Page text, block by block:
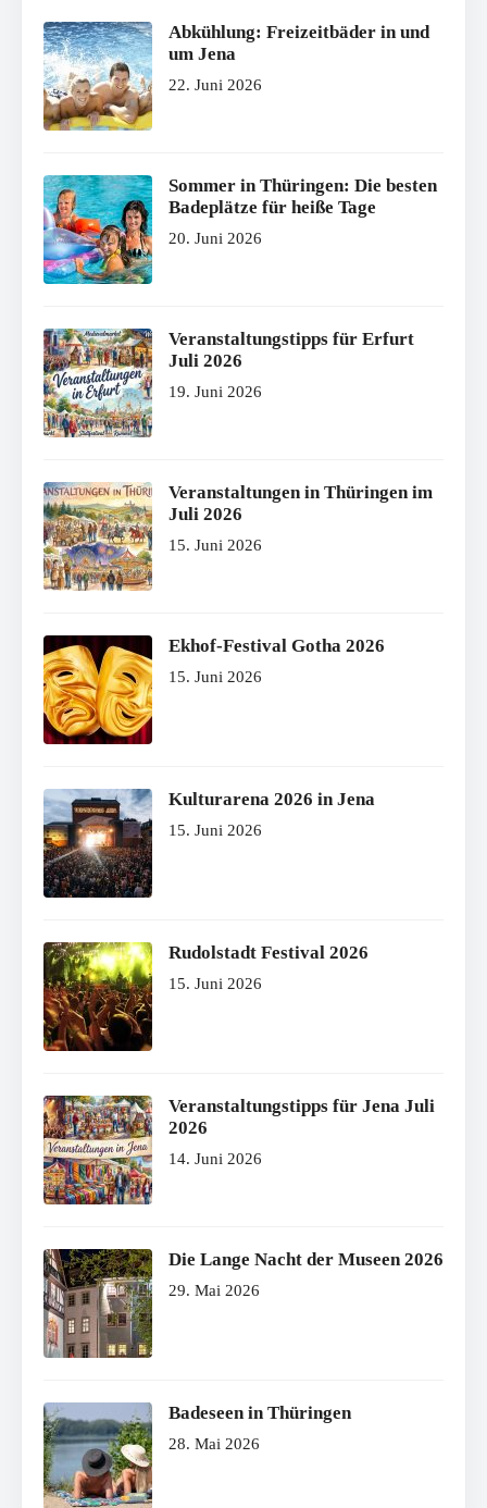
Abkühlung: Freizeitbäder in und
um Jena
22. Juni 2026
Sommer in Thüringen: Die besten
Badeplätze für heiße Tage
20. Juni 2026
Veranstaltungstipps für Erfurt
Juli 2026
19. Juni 2026
Veranstaltungen in Thüringen im
Juli 2026
15. Juni 2026
Ekhof-Festival Gotha 2026
15. Juni 2026
Kulturarena 2026 in Jena
15. Juni 2026
Rudolstadt Festival 2026
15. Juni 2026
Veranstaltungstipps für Jena Juli
2026
14. Juni 2026
Die Lange Nacht der Museen 2026
29. Mai 2026
Badeseen in Thüringen
28. Mai 2026